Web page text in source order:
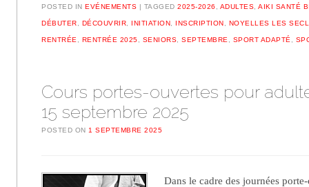
POSTED INEVÉNEMENTS TAGGED2025-2026 , ADULTES,AIKI SANTÉ
DÉBUTER, DÉCOUVRIR, INITIATION, INSCRIPTION, NOYELLES LES
RENTRÉE, RENTRÉE 2025, SENIORS,SEPTEMBRE, SPORT ADAPTÉ,
Cours portes-ouvertes pour
15 septembre 2025
POSTED ON 1 SEPTEMBRE 2025
Dans le cadre des journées